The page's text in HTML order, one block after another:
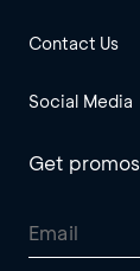
Contact Us
Social Media
Get